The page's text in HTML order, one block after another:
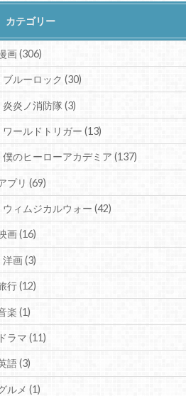
カテゴリー
画(306)
ブルーロック (30)
炎炎ノ消防隊(3)
ワールドトリガー (13)
僕のヒーローアカデミア (137)
プリ(69)
ウィムジカルウォー (42)
画(16)
洋画(3)
行(12)
楽(1)
ドラマ(11)
語(3)
ルメ(1)